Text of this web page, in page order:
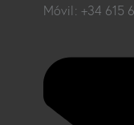
Móvil: +34 615